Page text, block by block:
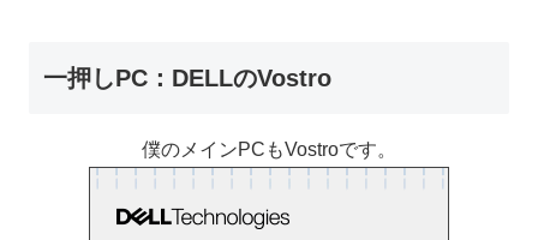
一押しPC：DELLのVostro
僕のメインPCもVostroです。